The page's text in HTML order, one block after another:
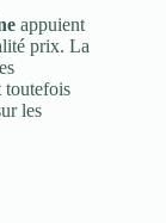
appuient
prix. La
toutefois
les